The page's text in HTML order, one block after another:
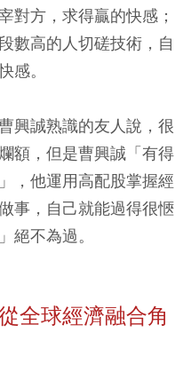
對方，求得贏的快感；
數高的人切磋技術，自
感。
興誠熟識的友人說，很
額，但是曹興誠「有得
，他運用高配股掌握經
事，自己就能過得很愜
絕不為過。
全球經濟融合角